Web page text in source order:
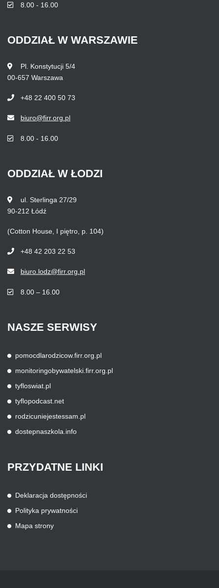
8.00 - 16.00
ODDZIAŁ W WARSZAWIE
Pl. Konstytucji 5/4
00-657 Warszawa
+48 22 400 50 73
biuro@firr.org.pl
8.00 - 16.00
ODDZIAŁ W ŁODZI
ul. Sterlinga 27/29
90-212 Łódź
(Cotton House, I piętro, p. 104)
+48 42 203 22 53
biuro.lodz@firr.org.pl
8.00 – 16.00
NASZE SERWISY
pomocdlarodzicow.firr.org.pl
monitoringobywatelski.firr.org.pl
tyfloswiat.pl
tyflopodcast.net
rodzicuniejestessam.pl
dostepnaszkola.info
PRZYDATNE LINKI
Deklaracja dostępności
Polityka prywatności
Mapa strony